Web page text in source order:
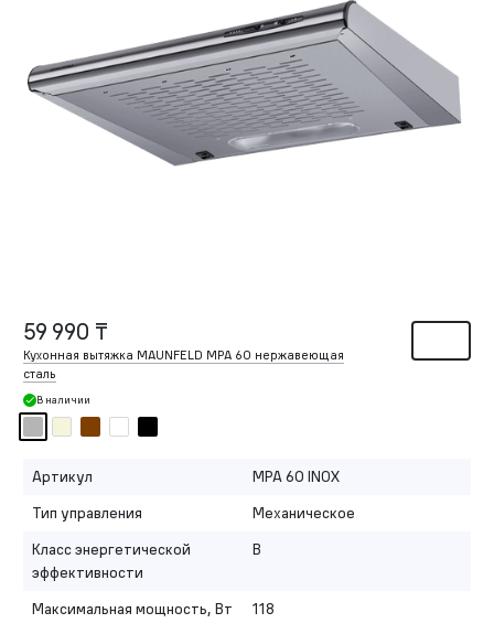
59 990 ₸
Кухонная вытяжка MAUNFELD MPA 60 нержавеющая
сталь
В наличии
Артикул
MPA 60 INOX
Тип управления
Механическое
Класс энергетической
эффективности
B
Максимальная мощность, Вт 118